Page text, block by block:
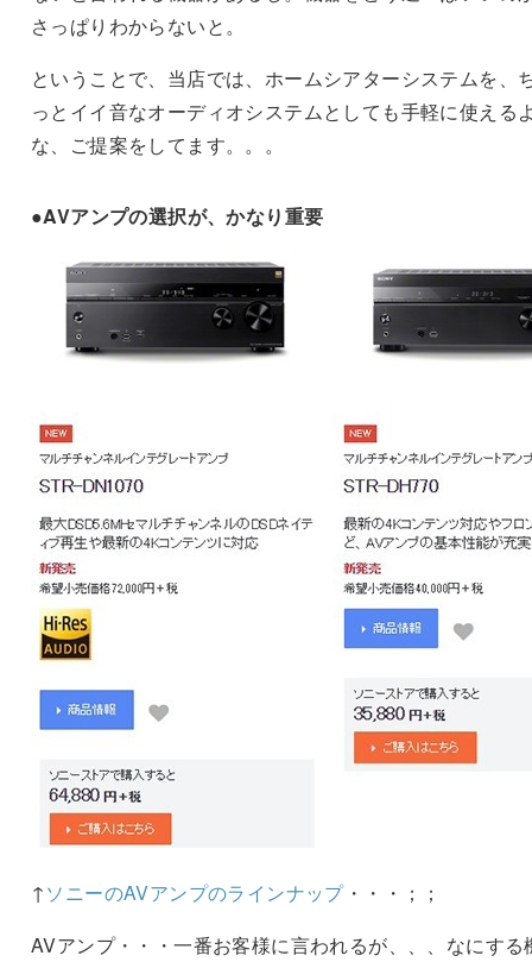
さっぱりわからないと。
ということで、当店では、ホームシアターシステムを、
っとイイ音なオーディオシステムとしても手軽に使える
な、ご提案をしてます。。。
●AVアンプの選択が、かなり重要
↑ソニーのAVアンプのラインナップ・・・；；
AVアンプ・・・一番お客様に言われるが、、、なにする